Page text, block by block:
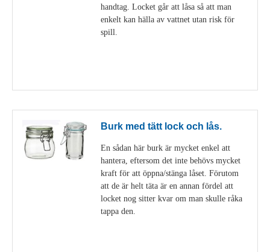
handtag. Locket går att låsa så att man
enkelt kan hälla av vattnet utan risk för
spill.
Burk med tätt lock och lås.
En sådan här burk är mycket enkel att
hantera, eftersom det inte behövs mycket
kraft för att öppna/stänga låset. Förutom
att de är helt täta är en annan fördel att
locket nog sitter kvar om man skulle råka
tappa den.